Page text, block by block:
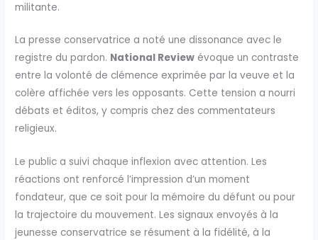
militante.
La presse conservatrice a noté une dissonance avec le
registre du pardon. National Review évoque un contraste
entre la volonté de clémence exprimée par la veuve et la
colère affichée vers les opposants. Cette tension a nourri
débats et éditos, y compris chez des commentateurs
religieux.
Le public a suivi chaque inflexion avec attention. Les
réactions ont renforcé l’impression d’un moment
fondateur, que ce soit pour la mémoire du défunt ou pour
la trajectoire du mouvement. Les signaux envoyés à la
jeunesse conservatrice se résument à la fidélité, à la